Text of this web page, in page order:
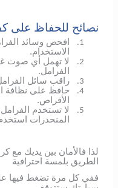
نصائح للحفاظ على
1.
الاستخدام.
2.
لا تهمل أي صوت
الفرامل.
3. راقب سائل
4.
حافظ على نظافة
الأقراص.
5.
لا تستخدم
المنحدرات
لذا فالأمان بين يديك مع
الطريق بلمسة احترافية
ففي كل مرة تضغط فيها